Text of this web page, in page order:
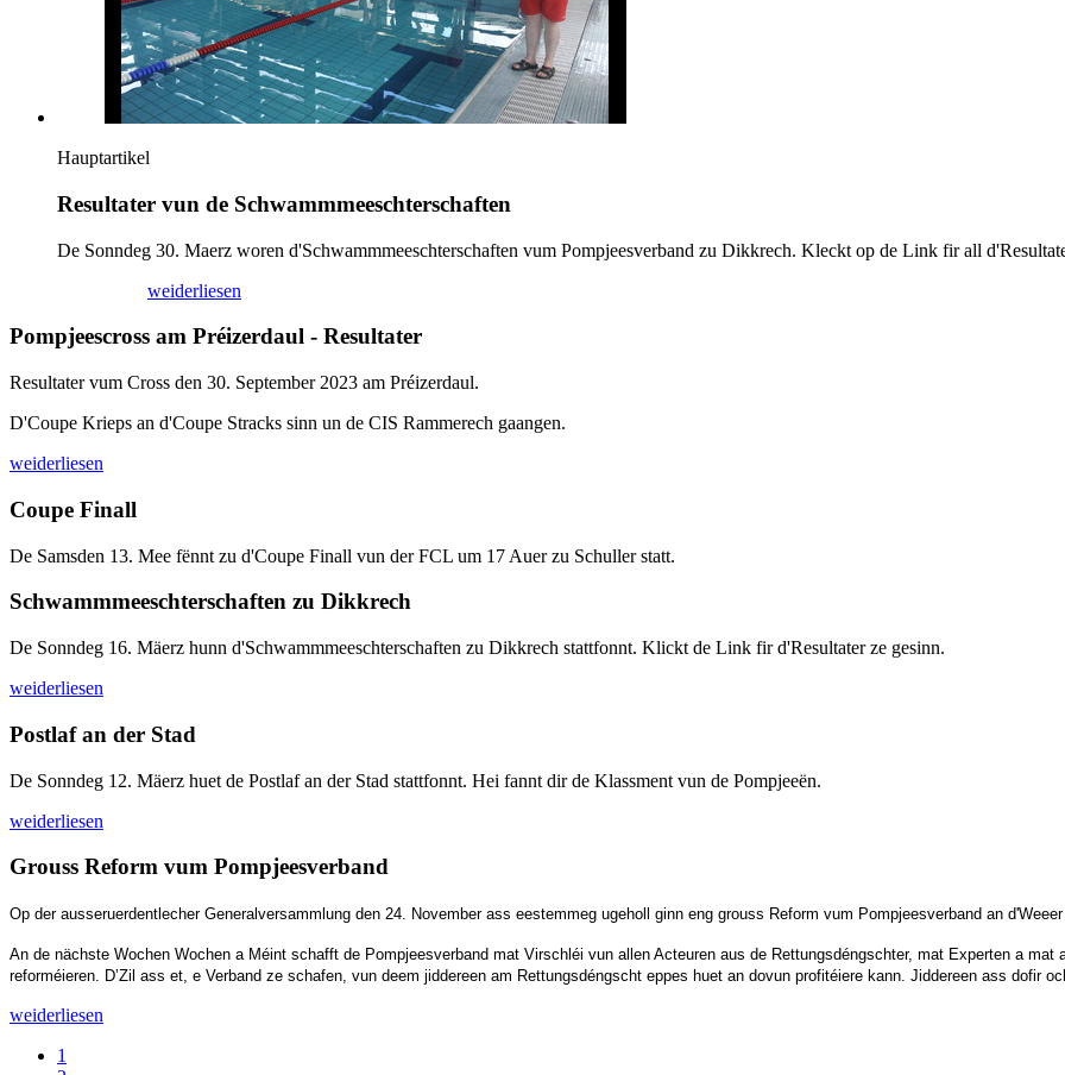
Hauptartikel
Resultater vun de Schwammmeeschterschaften
De Sonndeg 30. Maerz woren d'Schwammmeeschterschaften vum Pompjeesverband zu Dikkrech. Kleckt op de Link fir all
weiderliesen
Pompjeescross am Préizerdaul - Resultater
Resultater vum Cross den 30. September 2023 am Préizerdaul.
D'Coupe Krieps an d'Coupe Stracks sinn un de CIS Rammerech gaangen.
weiderliesen
Coupe Finall
De Samsden 13. Mee fënnt zu d'Coupe Finall vun der FCL um 17 Auer zu Schuller statt.
Schwammmeeschterschaften zu Dikkrech
De Sonndeg 16. Mäerz hunn d'Schwammmeeschterschaften zu Dikkrech stattfonnt. Klickt de Link fir d'Resultater ze gesinn.
weiderliesen
Postlaf an der Stad
De Sonndeg 12. Mäerz huet de Postlaf an der Stad stattfonnt. Hei fannt dir de Klassment vun de Pompjeeën.
weiderliesen
Grouss Reform vum Pompjeesverband
Op der ausseruerdentlecher Generalversammlung den 24. November ass eestemmeg ugeholl ginn eng grouss Reform vum Pompjeesverband an d'Weeer
An de nächste Wochen Wochen a Méint schafft de Pompjeesverband mat Virschléi vun allen Acteuren aus de Rettungsdéngschter, mat Experten a mat
reforméieren. D’Zil ass et, e Verband ze schafen, vun deem jiddereen am Rettungsdéngscht eppes huet an dovun profitéiere kann. Jiddereen ass dofir
weiderliesen
1